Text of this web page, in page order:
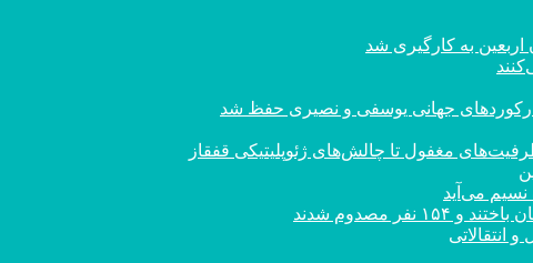
رکورد‌های جهانی یوسفی و نصیری حفظ شد
مغفول تا چالش‌های ژئوپلیتیکی قفقاز
نسیم می‌آید
انتقالاتی